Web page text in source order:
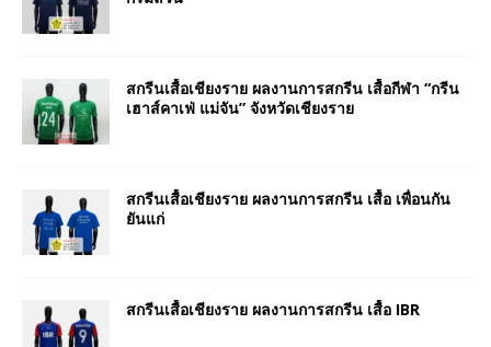
สกรีนเสื้อเชียงราย ผลงานการสกรีน เสื้อกีฬา “กรีน
เฮาส์คาเฟ่ แม่จัน” จังหวัดเชียงราย
สกรีนเสื้อเชียงราย ผลงานการสกรีน เสื้อ เพื่อนกัน
ยันแก่
สกรีนเสื้อเชียงราย ผลงานการสกรีน เสื้อ IBR